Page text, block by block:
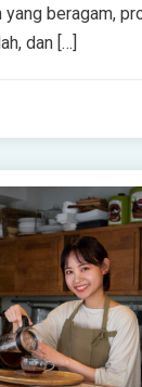
beragam,
dan […]